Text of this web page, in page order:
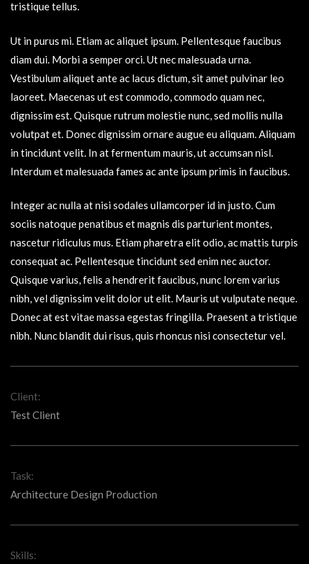
tristique tellus.
Ut in purus mi. Etiam ac aliquet ipsum. Pellentesque faucibus
diam dui. Morbi a semper orci. Ut nec malesuada urna.
Vestibulum aliquet ante ac lacus dictum, sit amet pulvinar leo
laoreet. Maecenas ut est commodo, commodo quam nec,
dignissim est. Quisque rutrum molestie nunc, sed mollis nulla
volutpat et. Donec dignissim ornare augue eu aliquam. Aliquam
in tincidunt velit. In at fermentum mauris, ut accumsan nisl.
Interdum et malesuada fames ac ante ipsum primis in faucibus.
Integer ac nulla at nisi sodales ullamcorper id in justo. Cum
sociis natoque penatibus et magnis dis parturient montes,
nascetur ridiculus mus. Etiam pharetra elit odio, ac mattis turpis
consequat ac. Pellentesque tincidunt sed enim nec auctor.
Quisque varius, felis a hendrerit faucibus, nunc lorem varius
nibh, vel dignissim velit dolor ut elit. Mauris ut vulputate neque.
Donec at est vitae massa egestas fringilla. Praesent a tristique
nibh. Nunc blandit dui risus, quis rhoncus nisi consectetur vel.
Client:
Test Client
Task:
Architecture Design Production
Skills: